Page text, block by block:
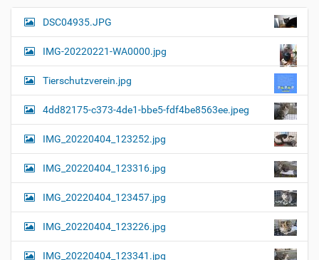
e
i
l
r
e
…
N
a
i
g
a
t
i
o
n
DSC04935.JPG
IMG-20220221-WA0000.jpg
Tierschutzverein.jpg
4dd82175-c373-4de1-bbe5-fdf4be8563ee.jpeg
IMG_20220404_123252.jpg
IMG_20220404_123316.jpg
IMG_20220404_123457.jpg
IMG_20220404_123226.jpg
IMG_20220404_123341.jpg